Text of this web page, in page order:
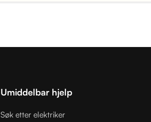
Umiddelbar hjelp
Søk etter elektriker